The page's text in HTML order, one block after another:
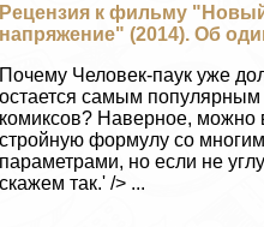
Рецензия к фильму
напряжение" (2014). Об
Почему Человек-паук уже
остается самым популярным
комиксов? Наверное, можно
стройную формулу со
параметрами, но если не
скажем так.' /> ...